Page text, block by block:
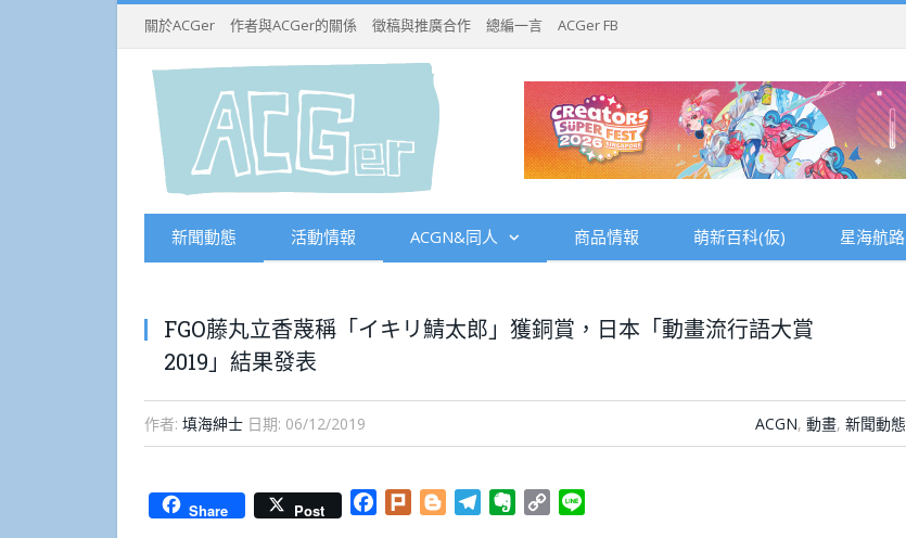
關於ACGer 作者與ACGer的關係 徵稿與推廣合作 總編一言 ACGer FB
新聞動態 活動情報 ACGN&同人 商品情報 萌新百科(仮) 星海航路
FGO藤丸立香蔑稱「イキリ鯖太郎」獲銅賞，日本「動畫流行語大賞
2019」結果發表
作者: 填海紳士 日期: 06/12/2019 ACGN, 動畫, 新聞動態
Share Post Facebook
Plurk BloggerTelegramEvernote
Copy